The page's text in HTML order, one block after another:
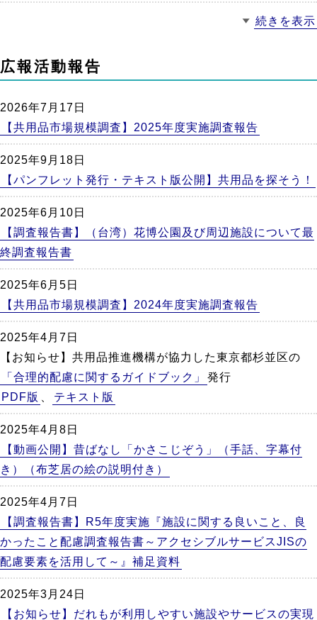
続きを表示
広報活動報告
2026年7月17日
【共用品市場規模調査】2025年度実施調査報告
2025年9月18日
【パンフレット発行・テキスト版公開】共用品を探そう！
2025年6月10日
【調査報告書】（台湾）花博公園及び周辺施設について最
終調査報告書
2025年6月5日
【共用品市場規模調査】2024年度実施調査報告
2025年4月7日
【お知らせ】共用品推進機構が協力した東京都杉並区の
「合理的配慮に関するガイドブック」
発行
PDF版
テキスト版
2025年4月8日
【動画公開】昔ばなし「かさこじぞう」（手話、字幕付
き）（布芝居の絵の説明付き）
2025年4月7日
【調査報告書】R5年度実施『施設に関する良いこと、良
かったこと配慮調査報告書～アクセシブルサービスJISの
配慮要素を活用して～』補足資料
2025年3月24日
【お知らせ】だれもが利用しやすい施設やサービスの実現